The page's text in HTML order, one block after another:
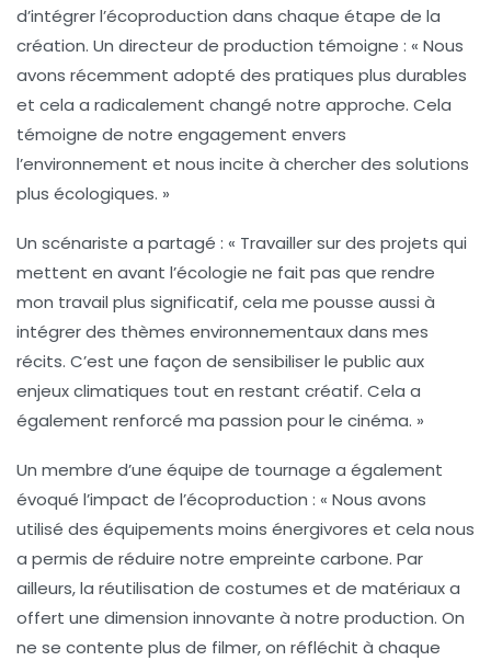
d’intégrer l’écoproduction dans chaque étape de la
création. Un directeur de production témoigne : « Nous
avons récemment adopté des pratiques plus durables
et cela a radicalement changé notre approche. Cela
témoigne de notre engagement envers
l’environnement et nous incite à chercher des solutions
plus écologiques. »
Un scénariste a partagé : « Travailler sur des projets qui
mettent en avant l’écologie ne fait pas que rendre
mon travail plus significatif, cela me pousse aussi à
intégrer des thèmes environnementaux dans mes
récits. C’est une façon de sensibiliser le public aux
enjeux climatiques tout en restant créatif. Cela a
également renforcé ma passion pour le cinéma. »
Un membre d’une équipe de tournage a également
évoqué l’impact de l’écoproduction : « Nous avons
utilisé des équipements moins énergivores et cela nous
a permis de réduire notre empreinte carbone. Par
ailleurs, la réutilisation de costumes et de matériaux a
offert une dimension innovante à notre production. On
ne se contente plus de filmer, on réfléchit à chaque